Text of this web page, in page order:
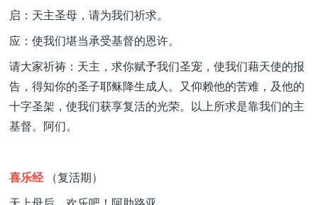
启：天主圣母，请为我们祈求。
应：使我们堪当承受基督的恩许。
请大家祈祷：天主，求你赋予我们圣宠，使我们藉天使的报
告，得知你的圣子耶稣降生成人。又仰赖他的苦难，及他的
十字圣架，使我们获享复活的光荣。以上所求是靠我们的主
基督。阿们。
喜乐经（复活期）